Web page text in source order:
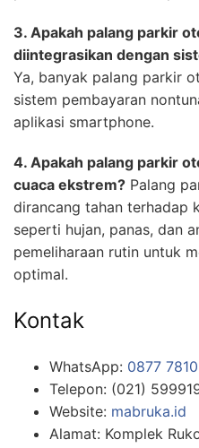
3. Apakah palang parkir
diintegrasikan dengan
Ya, banyak palang parkir
sistem pembayaran
aplikasi smartphone.
4. Apakah palang parkir
cuaca ekstrem? Palang
dirancang tahan terhadap
seperti hujan, panas, dan
pemeliharaan rutin untuk
optimal.
Kontak
WhatsApp: 0877
Telepon: (021)
Website: mabruka.id
Alamat: Komplek